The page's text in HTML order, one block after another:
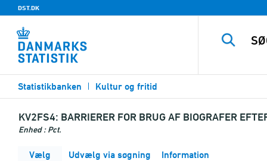
DST.DK
Statistikbanken Kultur og fritid
KV2FS4: BARRIERER FOR BRUG AF BIOGRAFER
Enhed : Pct.
Vælg Udvælg via søgning Information